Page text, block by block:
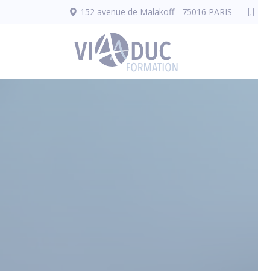
152 avenue de Malakoff - 75016 PARIS
Panneau de gestion des cookies